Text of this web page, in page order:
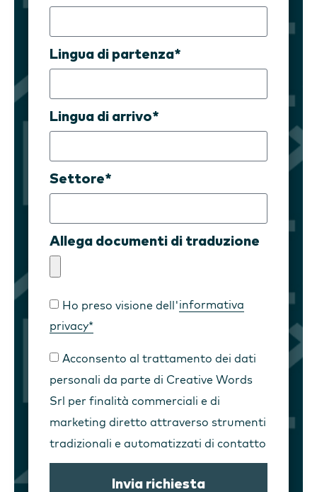
Lingua di partenza*
Lingua di arrivo*
Settore*
Allega documenti di traduzione
Ho preso visione dell'informativa
privacy*
Acconsento al trattamento dei dati
personali da parte di Creative Words
Srl per finalità commerciali e di
marketing diretto attraverso strumenti
tradizionali e automatizzati di contatto
Invia richiesta